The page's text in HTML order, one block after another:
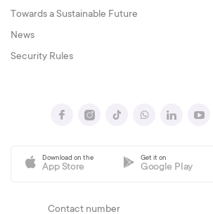
Towards a Sustainable Future
News
Security Rules
Download on the
App Store
Get it on
Google Play
Contact number